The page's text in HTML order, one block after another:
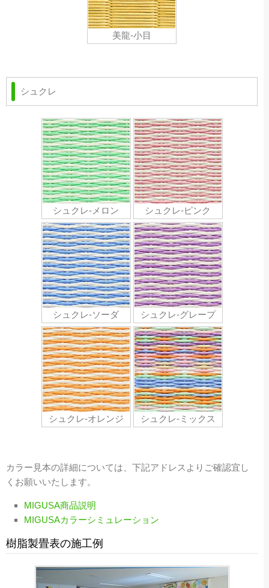
美龍-小目
シュクレ
シュクレ-メロン シュクレ-ピンク
シュクレ-ソーダ シュクレ-グレープ
シュクレ-オレンジ シュクレ-ミックス
カラー見本の詳細については、下記アドレスよりご確認宜し
くお願いいたします。
MIGUSA商品説明
MIGUSAカラーシミュレーション
樹脂製畳表の施工例